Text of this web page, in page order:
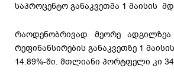
საპროცენტო განაკვეთმა 1 მაისის
რაოდენობრივად მეორე
რეფინანსირების განაკვეთზე 1
14.89%-ში. მთლიანი პორტფელი კი